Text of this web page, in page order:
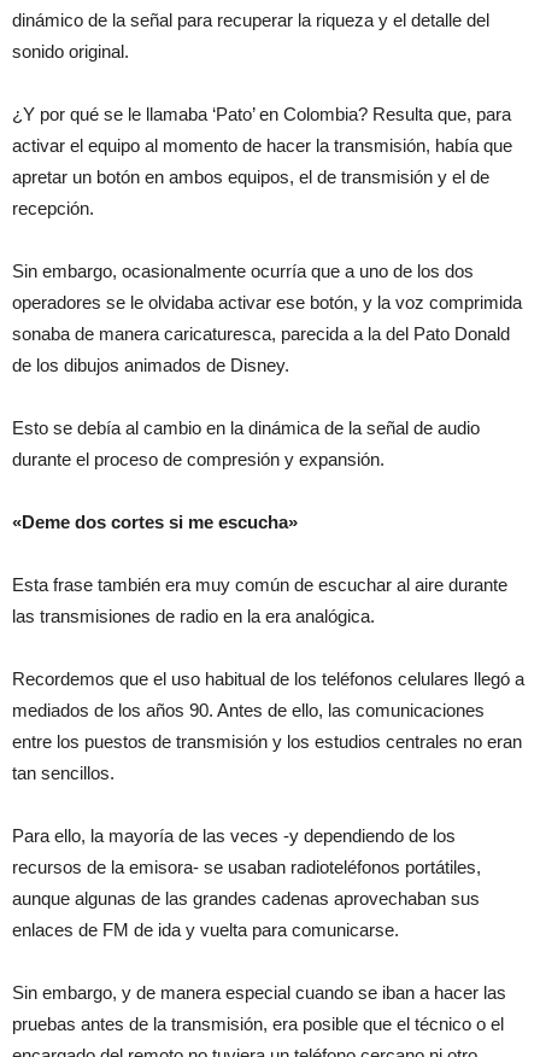
dinámico de la señal para recuperar la riqueza y el detalle del
sonido original.
¿Y por qué se le llamaba ‘Pato’ en Colombia? Resulta que, para
activar el equipo al momento de hacer la transmisión, había que
apretar un botón en ambos equipos, el de transmisión y el de
recepción.
Sin embargo, ocasionalmente ocurría que a uno de los dos
operadores se le olvidaba activar ese botón, y la voz comprimida
sonaba de manera caricaturesca, parecida a la del Pato Donald
de los dibujos animados de Disney.
Esto se debía al cambio en la dinámica de la señal de audio
durante el proceso de compresión y expansión.
«Deme dos cortes si me escucha»
Esta frase también era muy común de escuchar al aire durante
las transmisiones de radio en la era analógica.
Recordemos que el uso habitual de los teléfonos celulares llegó a
mediados de los años 90. Antes de ello, las comunicaciones
entre los puestos de transmisión y los estudios centrales no eran
tan sencillos.
Para ello, la mayoría de las veces -y dependiendo de los
recursos de la emisora- se usaban radioteléfonos portátiles,
aunque algunas de las grandes cadenas aprovechaban sus
enlaces de FM de ida y vuelta para comunicarse.
Sin embargo, y de manera especial cuando se iban a hacer las
pruebas antes de la transmisión, era posible que el técnico o el